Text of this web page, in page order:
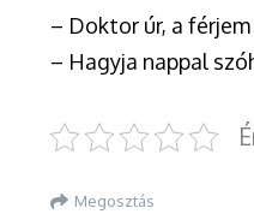
– Doktor úr, a
– Hagyja nappal
Megosztás